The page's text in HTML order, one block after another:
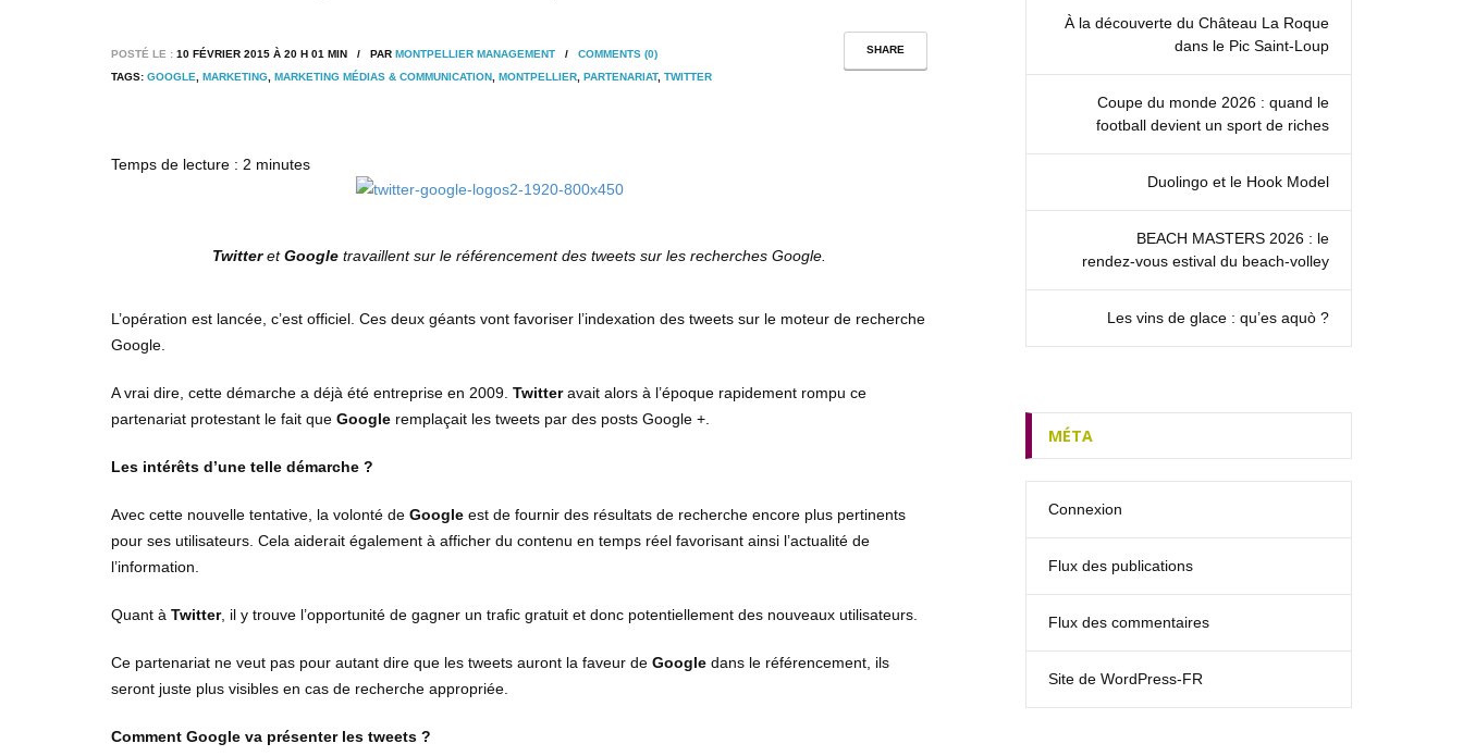
SHARE
POSTÉ LE : 10 FÉVRIER 2015 À 20 H 01 MIN / PAR MONTPELLIER MANAGEMENT / COMMENTS (0)
TAGS: GOOGLE MARKETING MARKETING MÉDIAS & COMMUNICATION MONTPELLIER PARTENARIAT, TWITTER
Temps de lecture : 2 minutes
TwitteretGoogle travaillent sur le référencement des tweets sur les recherches Google.
L’opération est lancée, c’est officiel. Ces deux géants vont favoriser l’indexation des tweets sur le moteur de recherche
Google.
A vrai dire, cette démarche a déjà été entreprise en 2009. Twitteravait alors à l’époque rapidement rompu ce
partenariat protestant le fait que Google remplaçait les tweets par des posts Google +.
Les intérêts d’une telle démarche ?
Avec cette nouvelle tentative, la volonté de Google est de fournir des résultats de recherche encore plus pertinents
pour ses utilisateurs. Cela aiderait également à afficher du contenu en temps réel favorisant ainsi l’actualité de
l’information.
Quant à Twitter, il y trouve l’opportunité de gagner un trafic gratuit et donc potentiellement des nouveaux utilisateurs.
Ce partenariat ne veut pas pour autant dire que les tweets auront la faveur de Google dans le référencement, ils
seront juste plus visibles en cas de recherche appropriée.
Comment Google va présenter les tweets ?
À la découverte du Château La Roque
dans le Pic Saint‑Loup
Coupe du monde 2026 : quand le
football devient un sport de riches
Duolingo et le Hook Model
BEACH MASTERS 2026 : le
rendez‑vous estival du beach-volley
Les vins de glace : qu’es aquò ?
MÉTA
Connexion
Flux des publications
Flux des commentaires
Site de WordPress-FR